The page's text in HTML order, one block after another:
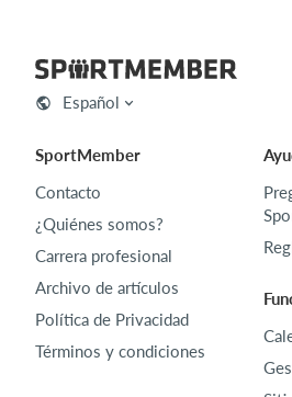
Español
SportMember
Contacto
¿Quiénes somos?
Carrera profesional
Archivo de artículos
Política de Privacidad
Términos y condiciones